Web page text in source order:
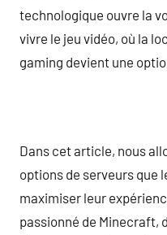
technologique ouvre la
vivre le jeu vidéo, où la
gaming devient une
Dans cet article, nous
options de serveurs que
maximiser leur
passionné de Minecraft,